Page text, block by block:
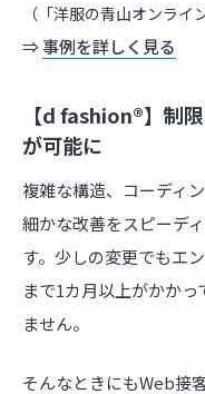
（「洋服の青山オンライ
⇒事例を詳しく見る
【d fashion®︎】制
が可能に
複雑な構造、コーディ
細かな改善をスピーデ
す。少しの変更でもエ
まで1カ月以上がかか
ません。
そんなときにもWeb接